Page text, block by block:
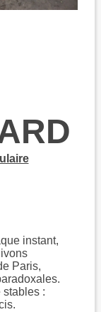
instant,
Paris,
stables :